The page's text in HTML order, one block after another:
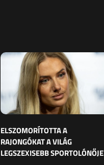
ELSZOMORÍTOTTA A
RAJONGÓKAT A VILÁG
LEGSZEXISEBB SPORTOLÓNŐJE